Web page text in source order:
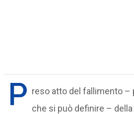
P reso atto del fallimento –
che si può definire –